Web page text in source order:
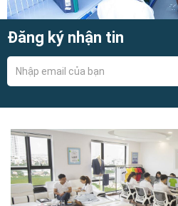
Đăng ký nhận tin